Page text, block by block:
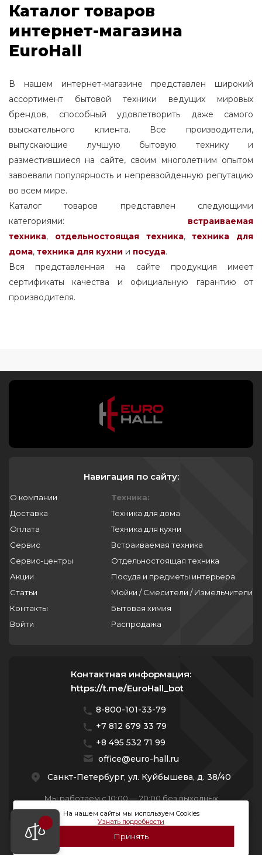
Каталог товаров
интернет-магазина
EuroHall
В нашем интернет-магазине представлен широкий
ассортимент бытовой техники ведущих мировых
брендов, способный удовлетворить даже самого
взыскательного клиента. Все производители,
выпускающие лучшую бытовую технику и
разместившиеся на сайте, своим многолетним опытом
завоевали популярность и непревзойденную репутацию
во всем мире.
Каталог товаров представлен следующими
категориями: встраиваемая
техника, отдельностоящаятехника,
техника для
дома, техника для кухни и посуда.
Вся представленная на сайте продукция имеет
сертификаты качества и официальную гарантию от
производителя.
Навигация по сайту:
О компании
Доставка
Оплата
Сервис
Сервис-центры
Акции
Статьи
Контакты
Войти
Техника:
Техника для дома
Техника для кухни
Встраиваемая техника
Отдельностоящая техника
Посуда и предметы интерьера
Мойки / Смесители / Измельчители
Бытовая химия
Распродажа
Контактная информация:
https://t.me/EuroHall_bot
8-800-101-33-79
+7 812 679 33 79
+8 495 532 71 99
office@euro-hall.ru
Санкт-Петербург, ул. Куйбышева, д. 38/40
Мы работаем с 10:00 — 20:00 без выходных
© 2026 Премиум Групп. Все права защищены.
На нашем сайты мы используем Cookies
Узнать подробности
Принять